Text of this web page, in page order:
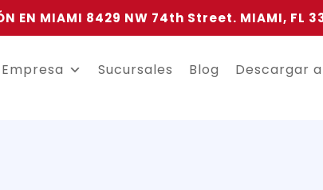
EN MIAMI 8429 NW 74th Street. MIAMI, FL
Empresa Sucursales Blog Descargar